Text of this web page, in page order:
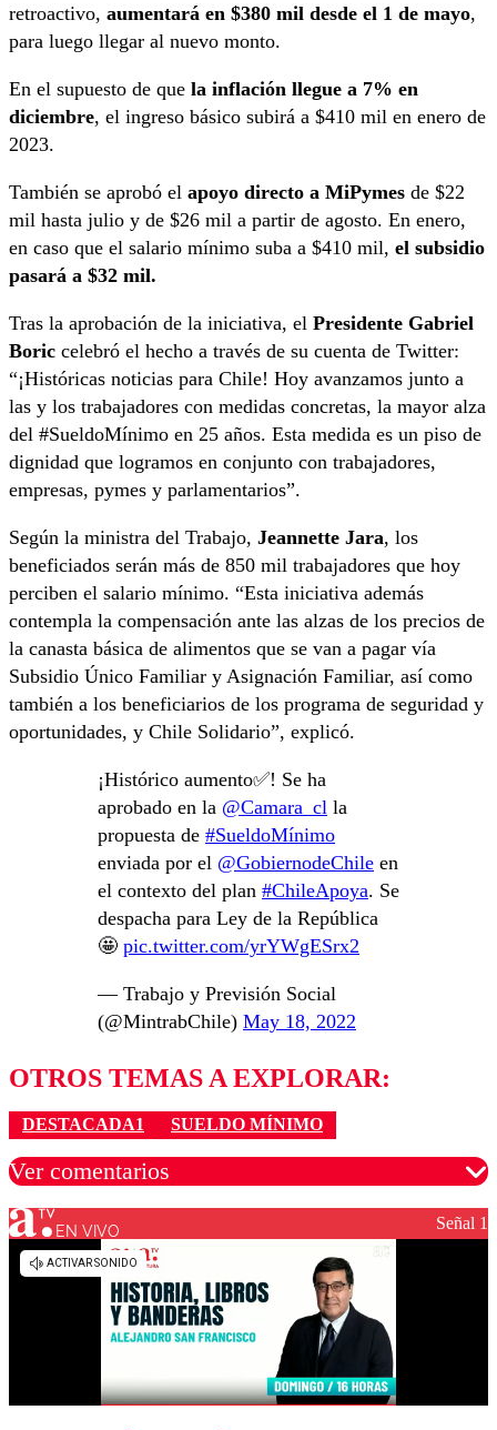
retroactivo, aumentará en $380 mil desde el 1 de mayo,
para luego llegar al nuevo monto.
En el supuesto de que la inflación llegue a 7% en
diciembre, el ingreso básico subirá a $410 mil en enero de
2023.
También se aprobó el apoyo directo a MiPymes de $22
mil hasta julio y de $26 mil a partir de agosto. En enero,
en caso que el salario mínimo suba a $410 mil, el subsidio
pasará a $32 mil.
Tras la aprobación de la iniciativa, el Presidente Gabriel
Boric celebró el hecho a través de su cuenta de Twitter:
“¡Históricas noticias para Chile! Hoy avanzamos junto a
las y los trabajadores con medidas concretas, la mayor alza
del #SueldoMínimo en 25 años. Esta medida es un piso de
dignidad que logramos en conjunto con trabajadores,
empresas, pymes y parlamentarios”.
Según la ministra del Trabajo, Jeannette Jara, los
beneficiados serán más de 850 mil trabajadores que hoy
perciben el salario mínimo. “Esta iniciativa además
contempla la compensación ante las alzas de los precios de
la canasta básica de alimentos que se van a pagar vía
Subsidio Único Familiar y Asignación Familiar, así como
también a los beneficiarios de los programa de seguridad y
oportunidades, y Chile Solidario”, explicó.
¡Histórico aumento✅! Se ha
aprobado en la @Camara_cl la
propuesta de #SueldoMínimo
enviada por el @GobiernodeChile en
el contexto del plan #ChileApoya. Se
despacha para Ley de la República
🤩 pic.twitter.com/yrYWgESrx2
— Trabajo y Previsión Social
(@MintrabChile) May 18, 2022
OTROS TEMAS A EXPLORAR:
DESTACADA1 SUELDO MÍNIMO
Ver comentarios
Los comentarios son moderados para garantizar un
diálogo respetuoso.
EN VIVO Señal 1